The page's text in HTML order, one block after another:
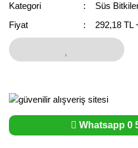
Kategori
Süs
Fiyat
292,18 TL
Whatsapp 0